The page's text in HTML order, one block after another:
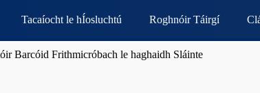
Tacaíocht le hÍosluchtú Roghnóir Táirgí
Barcóid Frithmicróbach le haghaidh Sláinte